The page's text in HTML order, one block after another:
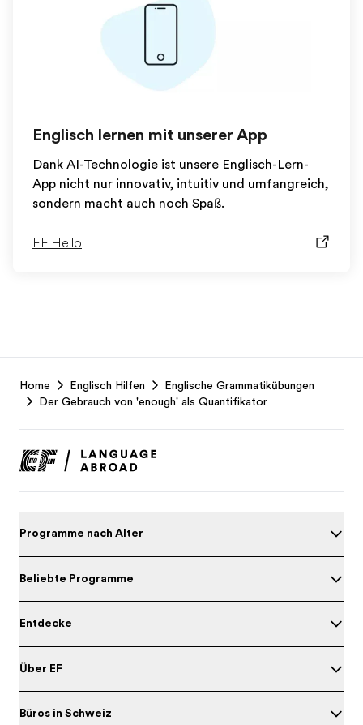
Englisch lernen mit unserer App
Dank AI-Technologie ist unsere Englisch-Lern-
App nicht nur innovativ, intuitiv und umfangreich,
sondern macht auch noch Spaß.
EF Hello
Footer
Home Englisch Hilfen
Englische Grammatikübungen
Der Gebrauch von 'enough' als Quantifikator
Programme nach Alter
Beliebte Programme
Entdecke
Über EF
Büros in Schweiz